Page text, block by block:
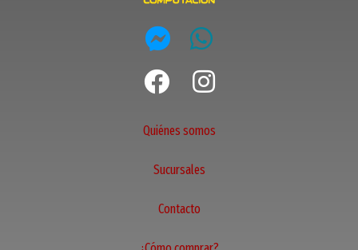
Quiénes somos
Sucursales
Contacto